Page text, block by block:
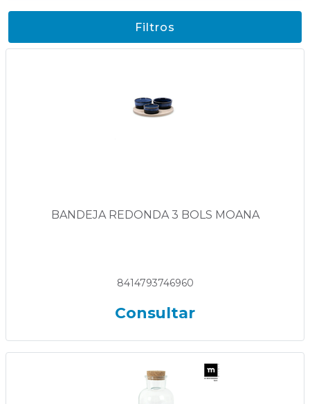
Filtros
BANDEJA REDONDA 3 BOLS MOANA
8414793746960
Consultar